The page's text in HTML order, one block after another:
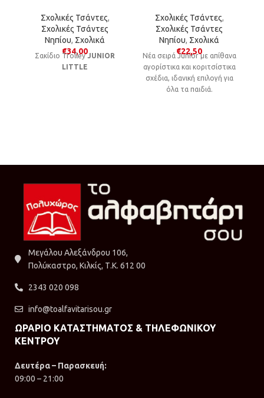
Σχολικές Τσάντες,
Σχολικές Τσάντες
Νηπίου, Σχολικά
€34,00
Σακίδιο TrolleyJUNIOR
LITTLE
Σχολικές Τσάντες,
Σχολικές Τσάντες
Νηπίου, Σχολικά
€22,50
Νέα σειρά Junior με απίθανα
αγορίστικα και κοριτσίστικα
σχέδια, ιδανική επιλογή για
όλα τα παιδιά.
Μεγάλου Αλεξάνδρου 106,
Πολύκαστρο, Κιλκίς, Τ.Κ. 612 00
2343 020 098
info@toalfavitarisou.gr
ΩΡΑΡΙΟ ΚΑΤΑΣΤΗΜΑΤΟΣ & ΤΗΛΕΦΩΝΙΚΟΥ
ΚΕΝΤΡΟΥ
Δευτέρα – Παρασκευή:
09:00 – 21:00